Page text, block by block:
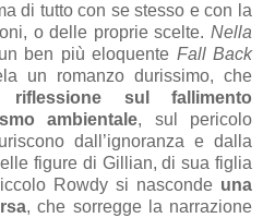
di tutto con se stesso e con la
o delle proprie scelte. Nella
ben più eloquente Fall Back
un romanzo durissimo, che
riflessione sul fallimento
ambientale, sul pericolo
dall’ignoranza e dalla
figure di Gillian, di sua figlia
Rowdy si nasconde una
, che sorregge la narrazione